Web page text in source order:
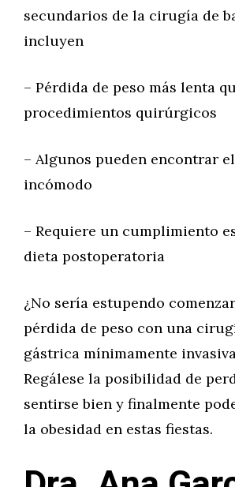
secundarios de la cirugía de
incluyen
– Pérdida de peso más lenta
procedimientos quirúrgicos
– Algunos pueden encontrar
incómodo
– Requiere un cumplimiento
dieta postoperatoria
¿No sería estupendo
pérdida de peso con una
gástrica mínimamente
Regálese la posibilidad de
sentirse bien y finalmente
la obesidad en estas fiestas.